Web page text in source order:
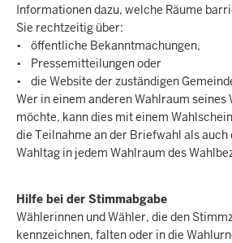
Informationen dazu, welche Räume
Sie rechtzeitig über:
• öffentliche Bekanntmachungen,
• Pressemitteilungen oder
• die Website der zuständigen
Wer in einem anderen Wahlraum seines
möchte, kann dies mit einem
die Teilnahme an der Briefwahl als
Wahltag in jedem Wahlraum des
Hilfe bei der Stimmabgabe
Wählerinnen und Wähler, die den
kennzeichnen, falten oder in die